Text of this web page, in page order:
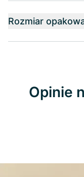
Rozmiar
Opinie